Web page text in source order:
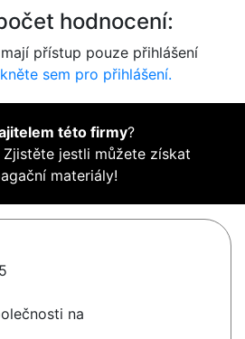
hodnocení:
přístup pouze přihlášení
sem pro přihlášení.
této firmy?
Zjistěte jestli můžete získat
materiály!
na